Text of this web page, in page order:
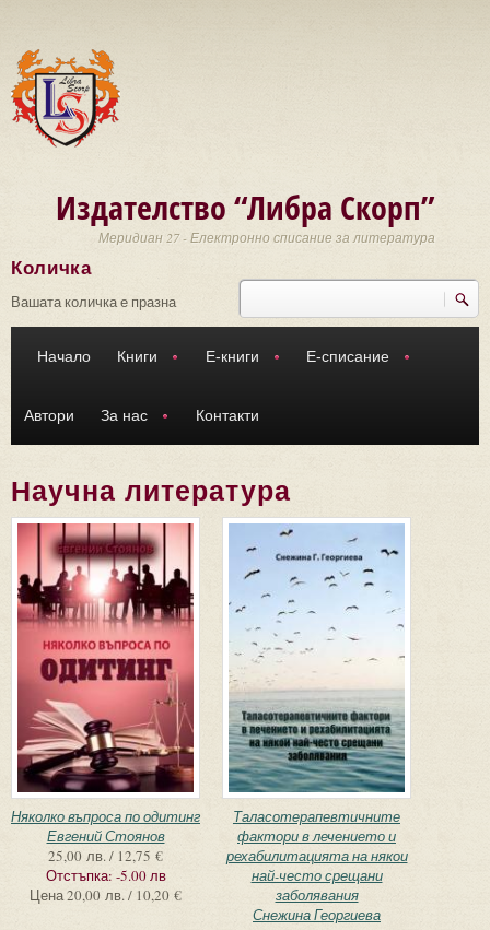
Издателство “Либра Скорп”
Меридиан 27 - Електронно списание за литература
Търси
Количка
Вашата количка е празна
Начало Книги Е-книги Е-списание
Автори За нас Контакти
Научна литература
Няколко въпроса по одитинг
Евгений Стоянов
25,00 лв. / 12,75 €
Отстъпка: -5.00 лв
Цена20,00 лв. / 10,20 €
Таласотерапевтичните
фактори в лечението и
рехабилитацията на някои
най-често срещани
заболявания
Снежина Георгиева
Страници